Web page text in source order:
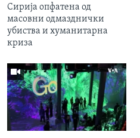
Сирија опфатена од
масовни одмазднички
убиства и хуманитарна
криза